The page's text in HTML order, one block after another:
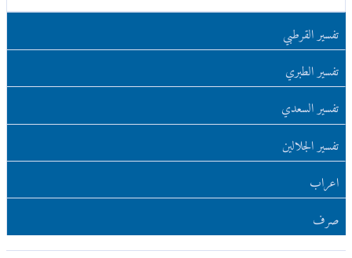
تفسير القرطبي
تفسير الطبري
تفسير السعدي
تفسير الجلالين
اعراب
صرف